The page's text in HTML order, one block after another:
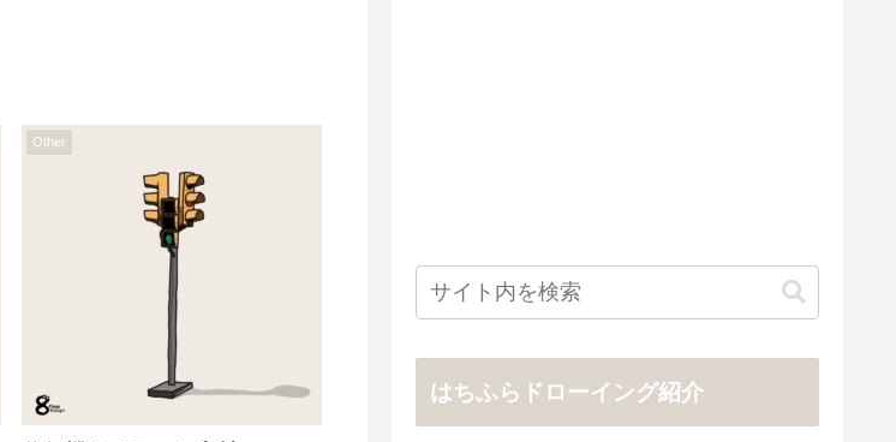
Other
はちふらドローイング紹介